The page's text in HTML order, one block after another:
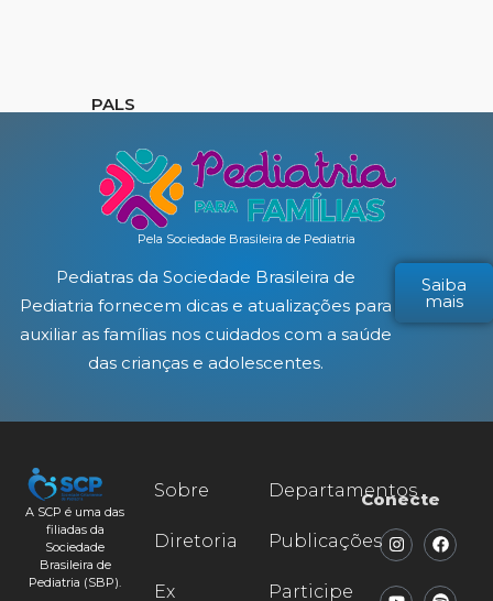
PALS
Pela Sociedade Brasileira de Pediatria
Pediatras da Sociedade Brasileira de
Pediatria fornecem dicas e atualizações para
auxiliar as famílias nos cuidados com a saúde
das crianças e adolescentes.
Saiba
mais
A SCP é uma das
filiadas da
Sociedade
Brasileira de
Pediatria (SBP).
Sobre
Diretoria
Ex
Departamentos
Publicações
Participe
Conecte